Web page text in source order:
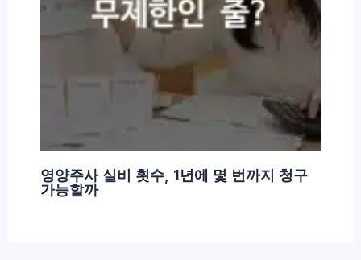
영양주사 실비 횟수, 1년에 몇 번까지 청구
가능할까